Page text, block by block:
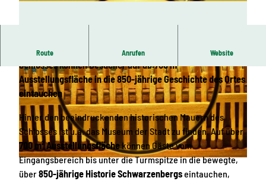
© Jürgen Leonhardt | KI-optimiert
© KI-optimiert
Route Anrufen Website
Hinter den historischen Mauern des Schwarzenberger
Schlosses können Besucher auf üb.700 m²
Ausstellungsfläche in die 850-jährige Geschichte des Ortes
eintauchen
Hinter den beeindruckenden historischen Mauern des
Schlosses ist u.a. das Museum der Stadt zu finden. Auf über
700 m² Ausstellungsfläche können Gäste vom
Eingangsbereich bis unter die Turmspitze in die bewegte,
über850-jährige Historie Schwarzenbergseintauchen,